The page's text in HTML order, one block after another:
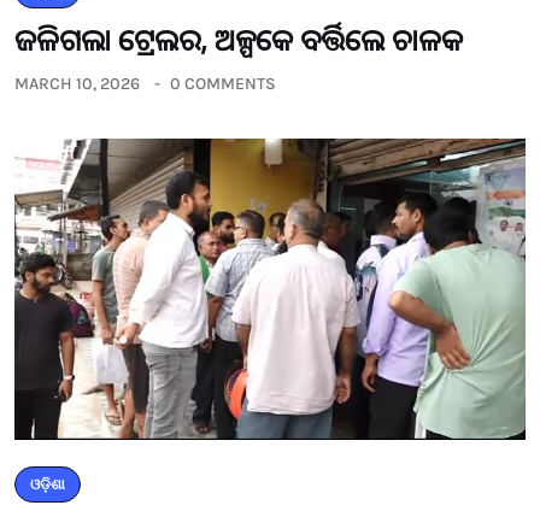
ଜଳିଗଲା ଟ୍ରେଲର, ଅଳ୍ପକେ ବର୍ତ୍ତିଲେ ଚାଳକ
MARCH 10, 2026 0 COMMENTS
ଓଡ଼ିଶା